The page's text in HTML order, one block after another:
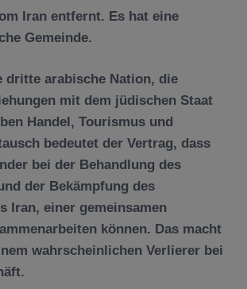
Iran entfernt. Es hat eine
Gemeinde.
dritte arabische Nation, die
mit dem jüdischen Staat
Handel, Tourismus und
bedeutet der Vertrag, dass
bei der Behandlung des
der Bekämpfung des
Iran, einer gemeinsamen
können. Das macht
wahrscheinlichen Verlierer bei